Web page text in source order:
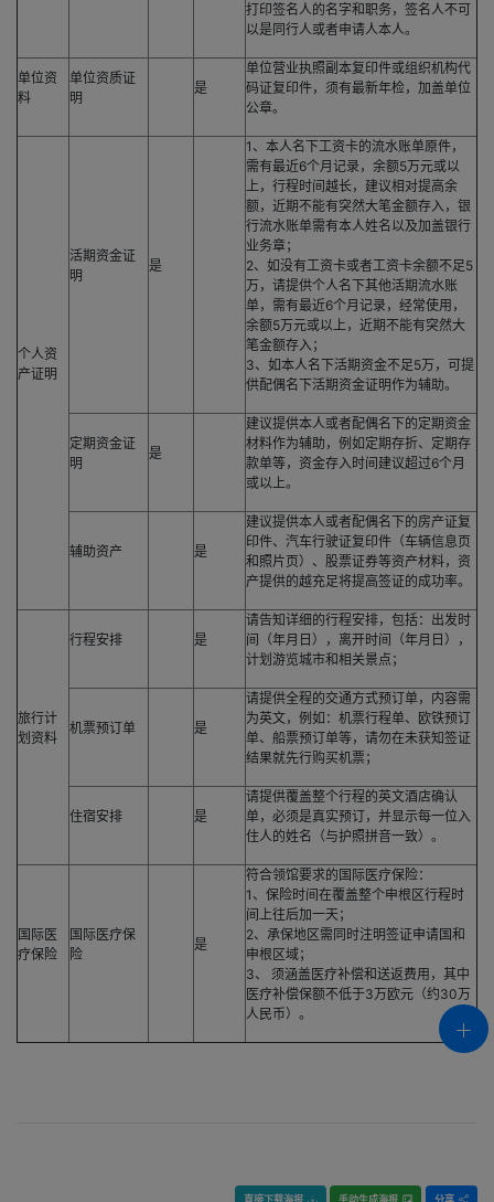
打印签名人的名字和职务，签名人不可
以是同行人或者申请人本人。
单位资
料
单位资质证
明
是
单位营业执照副本复印件或组织机构代
码证复印件，须有最新年检，加盖单位
公章。
个人资
产证明
活期资金证
明
是
1、本人名下工资卡的流水账单原件，
需有最近6个月记录，余额5万元或以
上，行程时间越长，建议相对提高余
额，近期不能有突然大笔金额存入，银
行流水账单需有本人姓名以及加盖银行
业务章；
2、如没有工资卡或者工资卡余额不足5
万，请提供个人名下其他活期流水账
单，需有最近6个月记录，经常使用，
余额5万元或以上，近期不能有突然大
笔金额存入；
3、如本人名下活期资金不足5万，可提
供配偶名下活期资金证明作为辅助。
定期资金证
明
是
建议提供本人或者配偶名下的定期资金
材料作为辅助，例如定期存折、定期存
款单等，资金存入时间建议超过6个月
或以上。
辅助资产 是
建议提供本人或者配偶名下的房产证复
印件、汽车行驶证复印件（车辆信息页
和照片页）、股票证券等资产材料，资
产提供的越充足将提高签证的成功率。
旅行计
划资料
行程安排 是
请告知详细的行程安排，包括：出发时
间（年月日），离开时间（年月日），
计划游览城市和相关景点；
机票预订单 是
请提供全程的交通方式预订单，内容需
为英文，例如：机票行程单、欧铁预订
单、船票预订单等，请勿在未获知签证
结果就先行购买机票；
住宿安排 是
请提供覆盖整个行程的英文酒店确认
单，必须是真实预订，并显示每一位入
住人的姓名（与护照拼音一致）。
国际医
疗保险
国际医疗保
险
是
符合领馆要求的国际医疗保险：
1、保险时间在覆盖整个申根区行程时
间上往后加一天；
2、承保地区需同时注明签证申请国和
申根区域；
3、 须涵盖医疗补偿和送返费用，其中
医疗补偿保额不低于3万欧元（约30万
人民币）。
直接下载海报 手动生成海报 分享